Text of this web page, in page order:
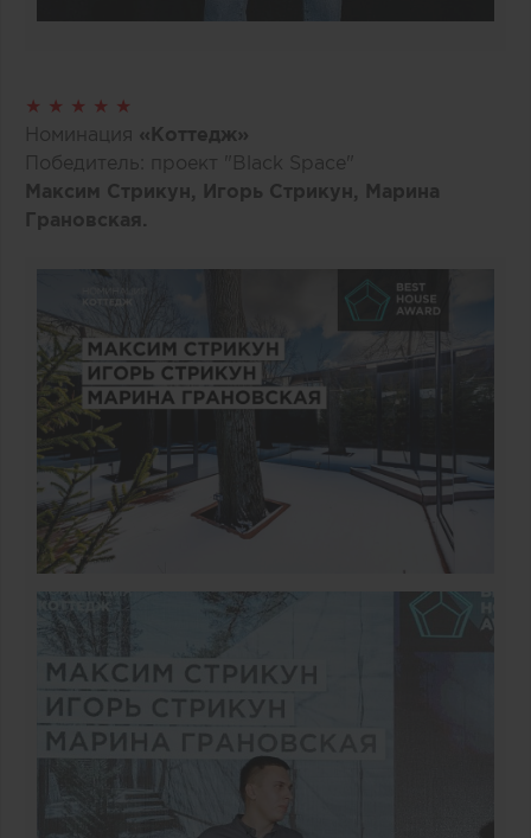
★ ★ ★ ★ ★
Номинация «Коттедж»
Победитель: проект "Black Space"
Максим Стрикун, Игорь Стрикун, Марина
Грановская.